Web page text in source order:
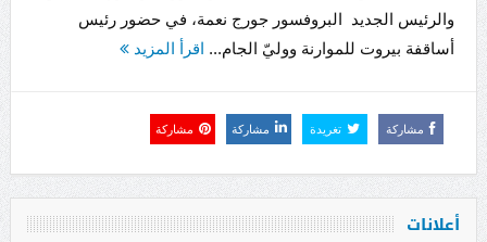
والرئيس الجديد البروفسور جورج نعمة، في حضور رئيس
أساقفة بيروت للموارنة ووليّ الجام... اقرأ المزيد
مشاركة تغريدة مشاركة مشاركة
أعلانات